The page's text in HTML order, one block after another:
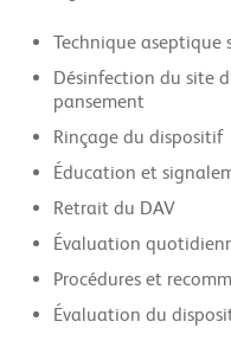
Technique aseptique
Désinfection du site
pansement
Rinçage du dispositif
Éducation et
Retrait du DAV
Évaluation
Procédures et
Évaluation du